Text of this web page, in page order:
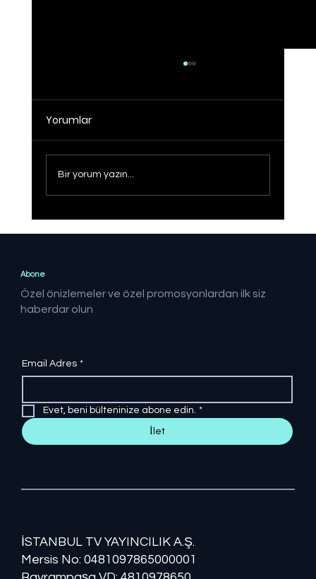
Yorumlar
Bir yorum yazın...
Abone
Özel önizlemeler ve özel promosyonlardan ilk siz
haberdar olun
Email Adres *
Evet, beni bülteninize abone edin. *
İlet
İSTANBUL TV YAYINCILIK A.Ş.
Mersis No: ​​0481097865000001